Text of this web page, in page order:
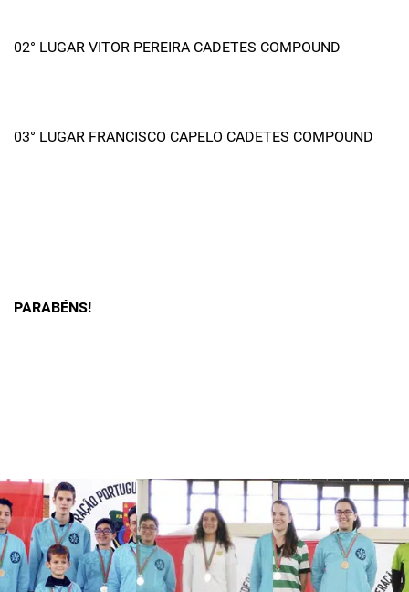
02° LUGAR VITOR PEREIRA CADETES COMPOUND
03° LUGAR FRANCISCO CAPELO CADETES COMPOUND
PARABÉNS!